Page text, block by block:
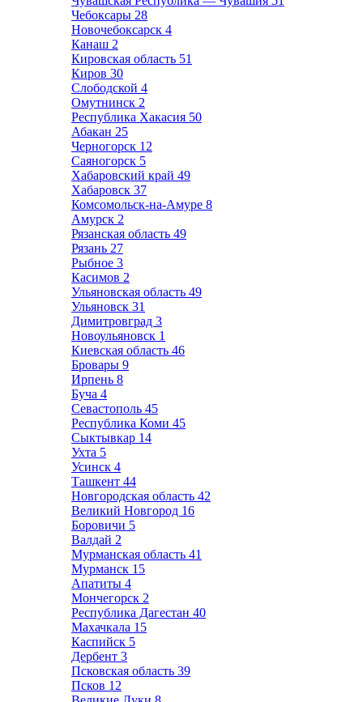
Чебоксары 28
Новочебоксарск 4
Канаш 2
Кировская область 51
Киров 30
Слободской 4
Омутнинск 2
Республика Хакасия 50
Абакан 25
Черногорск 12
Саяногорск 5
Хабаровский край 49
Хабаровск 37
Комсомольск-на-Амуре 8
Амурск 2
Рязанская область 49
Рязань 27
Рыбное 3
Касимов 2
Ульяновская область 49
Ульяновск 31
Димитровград 3
Новоульяновск 1
Киевская область 46
Бровары 9
Ирпень 8
Буча 4
Севастополь 45
Республика Коми 45
Сыктывкар 14
Ухта 5
Усинск 4
Ташкент 44
Новгородская область 42
Великий Новгород 16
Боровичи 5
Валдай 2
Мурманская область 41
Мурманск 15
Апатиты 4
Мончегорск 2
Республика Дагестан 40
Махачкала 15
Каспийск 5
Дербент 3
Псковская область 39
Псков 12